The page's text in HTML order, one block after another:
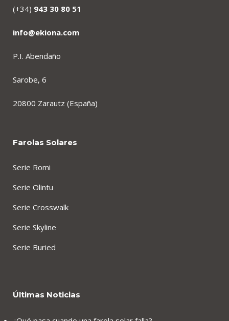
(+34) 943 30 80 51
info@ekiona.com
P.I. Abendaño
Sarobe, 6
20800 Zarautz (España)
Farolas Solares
Serie Romi
Serie Olintu
Serie Crosswalk
Serie Skyline
Serie Buried
Últimas Noticias